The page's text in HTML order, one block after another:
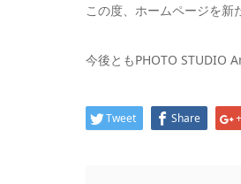
この度、ホームページを新
今後ともPHOTO STUDIO
Tweet Share